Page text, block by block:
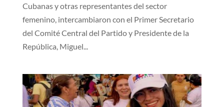
Cubanas y otras representantes del sector
femenino, intercambiaron con el Primer Secretario
del Comité Central del Partido y Presidente de la
República, Miguel...